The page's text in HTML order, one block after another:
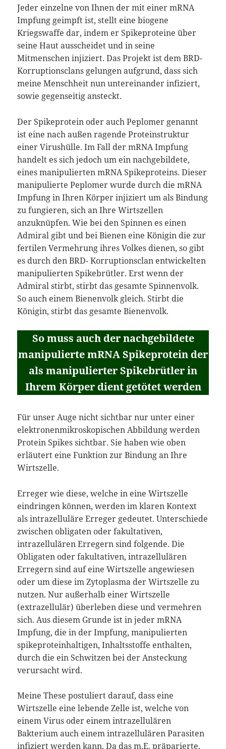
Jeder einzelne von Ihnen der mit einer mRNA
Impfung geimpft ist, stellt eine biogene
Kriegswaffe dar, indem er Spikeproteine über
seine Haut ausscheidet und in seine
Mitmenschen injiziert. Das Projekt ist dem BRD-
Korruptionsclans gelungen aufgrund, dass sich
meine Menschheit nun untereinander infiziert,
sowie gegenseitig ansteckt.
Der Spikeprotein oder auch Peplomer genannt
ist eine nach außen ragende Proteinstruktur
einer Virushülle. Im Fall der mRNA Impfung
handelt es sich jedoch um ein nachgebildete,
eines manipulierten mRNA Spikeproteins. Dieser
manipulierte Peplomer wurde durch die mRNA
Impfung in Ihren Körper injiziert um als Bindung
zu fungieren, sich an Ihre Wirtszellen
anzuknüpfen. Wie bei den Spinnen es einen
Admiral gibt und bei Bienen eine Königin die zur
fertilen Vermehrung ihres Volkes dienen, so gibt
es durch den BRD- Korruptionsclan entwickelten
manipulierten Spikebrütler. Erst wenn der
Admiral stirbt, stirbt das gesamte Spinnenvolk.
So auch einem Bienenvolk gleich. Stirbt die
Königin, stirbt das gesamte Bienenvolk.
So muss auch der nachgebildete
manipulierte mRNA Spikeprotein der
als manipulierter Spikebrütler in
Ihrem Körper dient getötet werden
Für unser Auge nicht sichtbar nur unter einer
elektronenmikroskopischen Abbildung werden
Protein Spikes sichtbar. Sie haben wie oben
erläutert eine Funktion zur Bindung an Ihre
Wirtszelle.
Erreger wie diese, welche in eine Wirtszelle
eindringen können, werden im klaren Kontext
als intrazelluläre Erreger gedeutet. Unterschiede
zwischen obligaten oder fakultativen,
intrazellulären Erregern sind folgende. Die
Obligaten oder fakultativen, intrazellulären
Erregern sind auf eine Wirtszelle angewiesen
oder um diese im Zytoplasma der Wirtszelle zu
nutzen. Nur außerhalb einer Wirtszelle
(extrazellulär) überleben diese und vermehren
sich. Aus diesem Grunde ist in jeder mRNA
Impfung, die in der Impfung, manipulierten
spikeproteinhaltigen, Inhaltsstoffe enthalten,
durch die ein Schwitzen bei der Ansteckung
verursacht wird.
Meine These postuliert darauf, dass eine
Wirtszelle eine lebende Zelle ist, welche von
einem Virus oder einem intrazellulären
Bakterium auch einem intrazellulären Parasiten
infiziert werden kann. Da das m.E. präparierte,